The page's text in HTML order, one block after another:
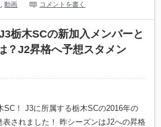
,動画 コメントを書く
栃木SCの新加入メンバーと
？J2昇格へ予想スタメン
SC！ J3に所属する栃木SCの2016年の
表されました！ 昨シーズンはJ2への昇格